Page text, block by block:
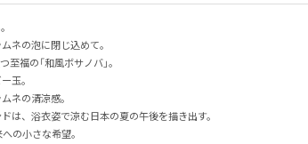
ネの泡に閉じ込めて。
福の「和風ボサノバ」。
玉。
ネの清涼感。
は、浴衣姿で涼む日本の夏の午後を描き出す。
の小さな希望。